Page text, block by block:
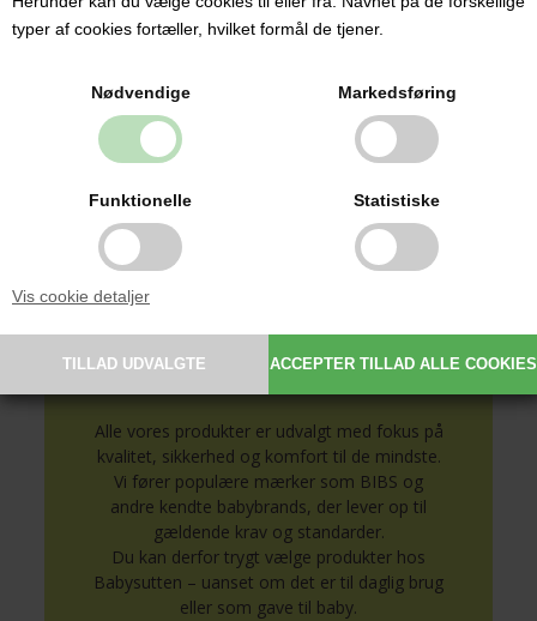
typer af cookies fortæller, hvilket formål de tjener.
Nødvendige Markedsføring
Funktionelle Statistiske
Vis cookie detaljer
personlige babyprodukter med navn. Vi
tilbyder blandt andet sutter med navn,
indgraveret eller broderet barnets navn og
Personlige produkter gør hverdagen
nemmere og er samtidig en oplagt gaveidé
til barsel, dåb og babyshower.
Se alle produkter med navn her
Sikkert og nøje udvalgt til
Alle vores produkter er udvalgt med fokus på
kvalitet, sikkerhed og komfort til de mindste.
Vi fører populære mærker som BIBS og
andre kendte babybrands, der lever op til
gældende krav og standarder.
Du kan derfor trygt vælge produkter hos
Babysutten – uanset om det er til daglig brug
eller som gave til baby.